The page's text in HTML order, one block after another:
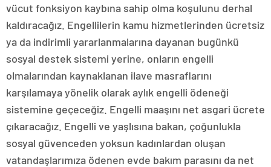
vücut fonksiyon kaybına sahip olma koşulunu derhal
kaldıracağız. Engellilerin kamu hizmetlerinden ücretsiz
ya da indirimli yararlanmalarına dayanan bugünkü
sosyal destek sistemi yerine, onların engelli
olmalarından kaynaklanan ilave masraflarını
karşılamaya yönelik olarak aylık engelli ödeneği
sistemine geçeceğiz. Engelli maaşını net asgari ücrete
çıkaracağız. Engelli ve yaşlısına bakan, çoğunlukla
sosyal güvenceden yoksun kadınlardan oluşan
vatandaşlarımıza ödenen evde bakım parasını da net